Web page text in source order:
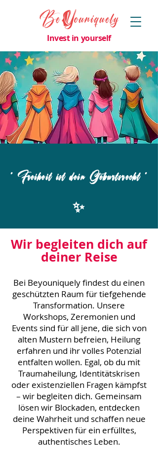
Invest in yourself
" Freiheit ist dein Geburtsrecht "
✨
Wir begleiten dich auf
deiner Reise
Bei Beyouniquely findest du einen
geschützten Raum für tiefgehende
Transformation. Unsere
Workshops, Zeremonien und
Events sind für all jene, die sich von
alten Mustern befreien, Heilung
erfahren und ihr volles Potenzial
entfalten wollen. Egal, ob du mit
Traumaheilung, Identitätskrisen
oder existenziellen Fragen kämpfst
– wir begleiten dich. Gemeinsam
lösen wir Blockaden, entdecken
deine Wahrheit und schaffen neue
Perspektiven für ein erfülltes,
authentisches Leben.